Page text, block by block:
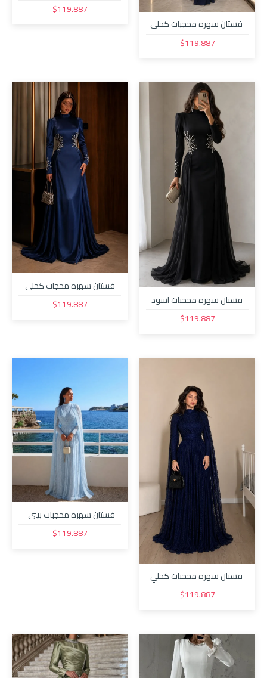
فستان سهره محجبات كحلي
$119.887
$119.887
فستان سهره محجبات اسود
$119.887
فستان سهره محجات كحلي
$119.887
فستان سهره محجبات كحلي
$119.887
فستان سهره محجبات بيبي
$119.887